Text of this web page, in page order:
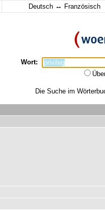
Deutsch ↔ Französisch
Wort:
Die Suche im